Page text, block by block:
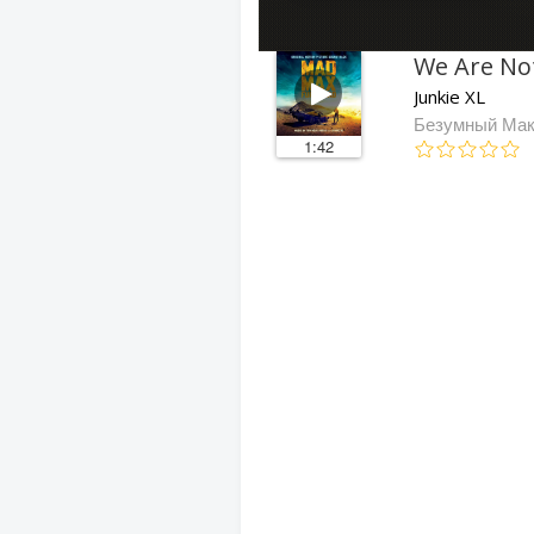
1:42
We Are
Junkie XL
Безумный